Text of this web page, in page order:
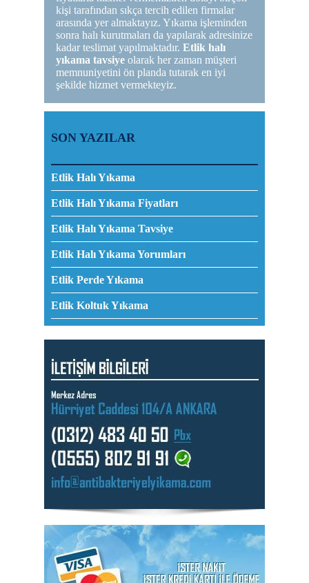
kişi tarafından sıkça tercih edilen firmalar
arasında yer almaktayız. Yıkama işleminden
sonra halı kurutmaları da yapılarak adresinize
kadar teslimat yapılmaktadır. Etlik halı
yıkama tavsiye olarak her zaman müşteri
memnuniyetini ön planda tutarak en iyi
şekilde hizmet vermekteyiz.
SON YAZILAR
Etlik Halı Yıkama
Etlik Halı Yıkama Fiyatları
Etlik Halı Yıkama Tavsiye
Etlik Halı Yıkama Yorumları
Etlik Perde Yıkama
Etlik Koltuk Yıkama